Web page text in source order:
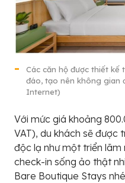
Các căn hộ được thiết kế
đáo, tạo nên không gian
Internet)
Với mức giá khoảng
VAT), du khách sẽ được
độc lạ như một triển lãm
check-in sống ảo thật
Bare Boutique Stays